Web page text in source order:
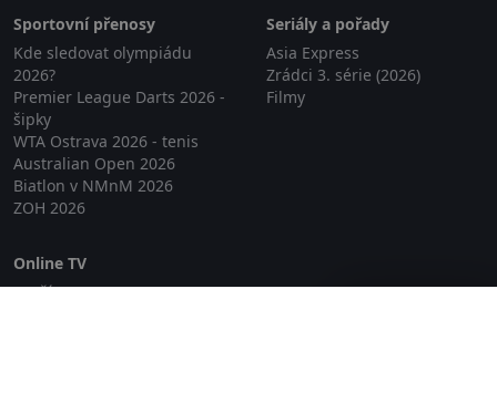
Sportovní přenosy
Kde sledovat olympiádu
2026?
Premier League Darts 2026 -
šipky
WTA Ostrava 2026 - tenis
Australian Open 2026
Biatlon v NMnM 2026
ZOH 2026
Seriály a pořady
Asia Express
Zrádci 3. série (2026)
Filmy
Online TV
Lepší.TV